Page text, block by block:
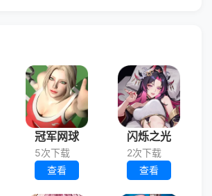
冠军网球
5次下载
查看
闪烁之光
2次下载
查看